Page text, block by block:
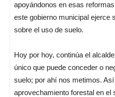
apoyándonos en esas
este gobierno municipal ejerce
sobre el uso de suelo.
Hoy por hoy, continúa el
único que puede conceder o
suelo; por ahí nos metimos.
aprovechamiento forestal en el